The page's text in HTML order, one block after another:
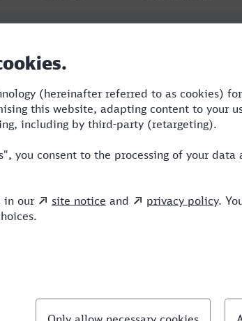
3 RB,BUS,ICE
RB,BUS,ICE